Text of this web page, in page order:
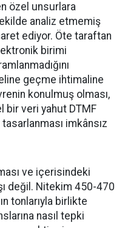
özel unsurlara
analiz etmemiş
ediyor. Öte taraftan
birimi
geçme ihtimaline
konulmuş olması,
bir veri yahut DTMF
imkânsız
ve içerisindeki
değil. Nitekim 450-470
tonlarıyla birlikte
nasıl tepki